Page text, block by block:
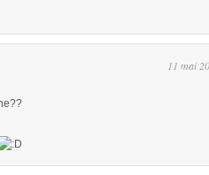
11 mai